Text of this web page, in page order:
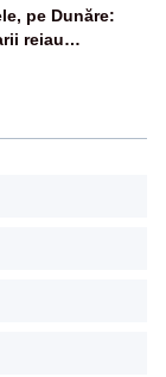
pe Dunăre:
reiau